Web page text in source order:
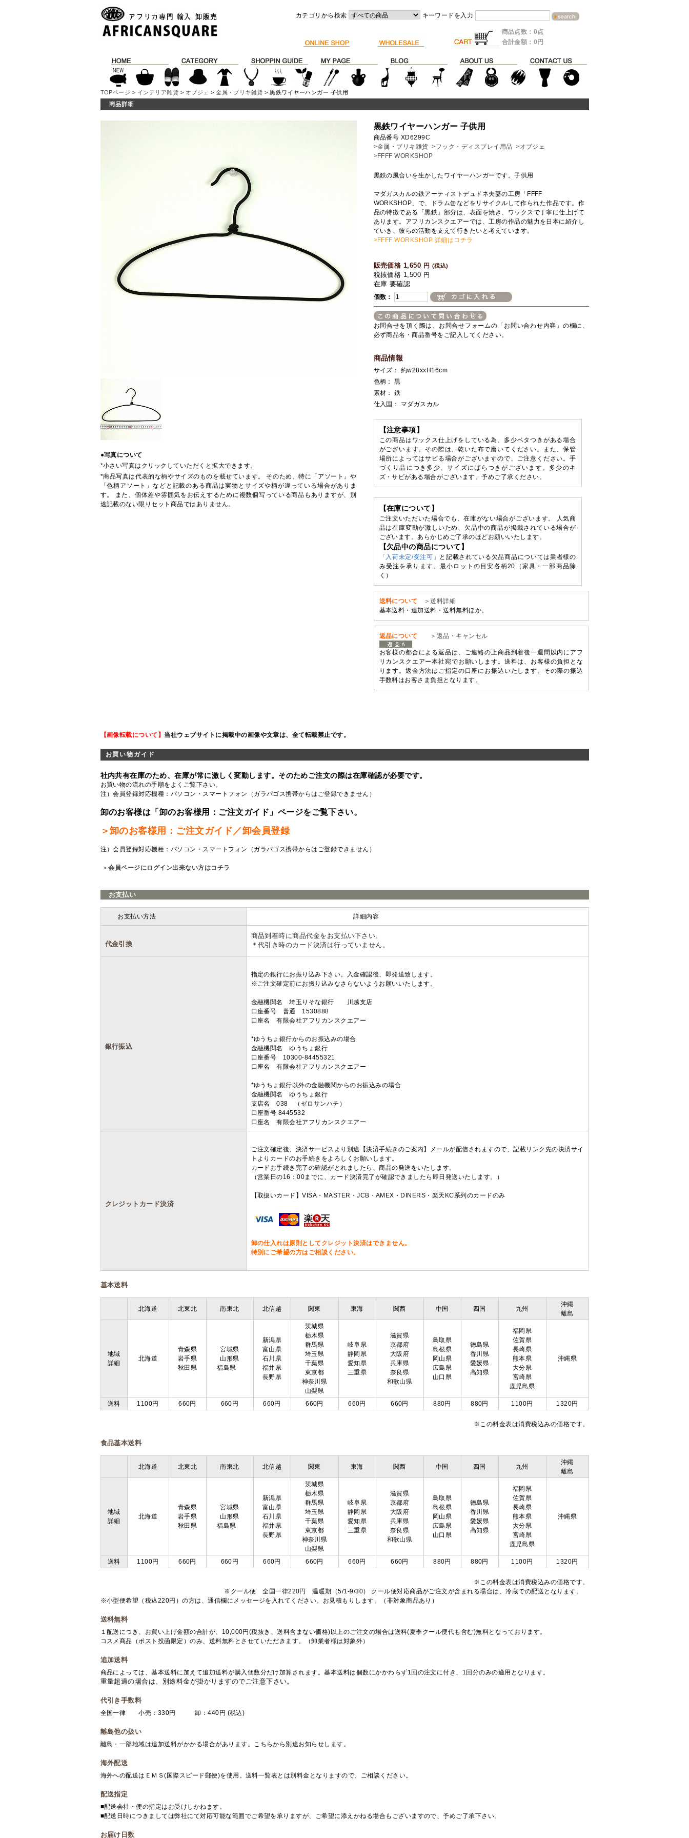
カテゴリから検索 キーワードを入力
商品点数：0点
合計金額：0円
TOPページ > インテリア雑貨 > オブジェ >金属・ブリキ雑貨 > 黒鉄ワイヤーハンガー 子供用
●写真について
*小さい写真はクリックしていただくと拡大できます。
*商品写真は代表的な柄やサイズのものを載せています。 そのため、特に「アソート」や
「色柄アソート」などと記載のある商品は実物とサイズや柄が違っている場合がありま
す。 また、個体差や雰囲気をお伝えするために複数個写っている商品もありますが、別
途記載のない限りセット商品ではありません。
黒鉄ワイヤーハンガー 子供用
商品番号 XD6299C
>金属・ブリキ雑貨 >フック・ディスプレイ用品 >オブジェ
>FFFF WORKSHOP
黒鉄の風合いを生かしたワイヤーハンガーです。子供用
マダガスカルの鉄アーティストデュドネ夫妻の工房「FFFF
WORKSHOP」で、ドラム缶などをリサイクルして作られた作品です。作
品の特徴である「黒鉄」部分は、表面を焼き、ワックスで丁寧に仕上げて
あります。アフリカンスクエアーでは、工房の作品の魅力を日本に紹介し
ていき、彼らの活動を支えて行きたいと考えています。
>FFFF WORKSHOP 詳細はコチラ
販売価格 1,650 円 (税込)
税抜価格 1,500 円
在庫 要確認
個数：
お問合せを頂く際は、お問合せフォームの「お問い合わせ内容」の欄に、
必ず商品名・商品番号をご記入してください。
商品情報
サイズ： 約w28xxH16cm
色柄： 黒
素材： 鉄
仕入国： マダガスカル
【注意事項】
この商品はワックス仕上げをしている為、多少ベタつきがある場合
がございます。その際は、乾いた布で磨いてください。また、保管
場所によってはサビる場合がございますので、ご注意ください。手
づくり品につき多少、サイズにばらつきがございます。多少のキ
ズ・サビがある場合がございます。予めご了承ください。
【在庫について】
ご注文いただいた場合でも、在庫がない場合がございます。 人気商
品は在庫変動が激しいため、欠品中の商品が掲載されている場合が
ございます。あらかじめご了承のほどお願いいたします。
【欠品中の商品について】
「入荷未定/受注可」
と記載されている欠品商品については業者様の
み受注を承ります。最小ロットの目安各柄20（家具・一部商品除
く）
送料について
＞送料詳細
基本送料・追加送料・送料無料ほか。
返品について ＞返品・キャンセル
お客様の都合による返品は、ご連絡の上商品到着後一週間以内にアフ
リカンスクエアー本社宛でお願いします。送料は、お客様の負担とな
ります。返金方法はご指定の口座にお振込いたします。その際の振込
手数料はお客さま負担となります。
【画像転載について】 当社ウェブサイトに掲載中の画像や文章は、全て転載禁止です。
お買い物ガイド
社内共有在庫のため、在庫が常に激しく変動します。そのためご注文の際は在庫確認が必要です。
お買い物の流れの手順をよくご覧下さい。
注）会員登録対応機種：パソコン・スマートフォン（ガラパゴス携帯からはご登録できません）
卸のお客様は「卸のお客様用：ご注文ガイド」ページをご覧下さい。
＞卸のお客様用：ご注文ガイド／卸会員登録
注）会員登録対応機種：パソコン・スマートフォン（ガラパゴス携帯からはご登録できません）
＞会員ページにログイン出来ない方はコチラ
お支払い
お支払い方法 詳細内容
代金引換
商品到着時に商品代金をお支払い下さい。
＊代引き時のカード決済は行っていません。
銀行振込
指定の銀行にお振り込み下さい。入金確認後、即発送致します。
※ご注文確定前にお振り込みなさらないようお願いいたします。
金融機関名 埼玉りそな銀行 川越支店
口座番号 普通 1530888
口座名 有限会社アフリカンスクエアー
*ゆうちょ銀行からのお振込みの場合
金融機関名 ゆうちょ銀行
口座番号 10300-84455321
口座名 有限会社アフリカンスクエアー
*ゆうちょ銀行以外の金融機関からのお振込みの場合
金融機関名 ゆうちょ銀行
支店名 038 （ゼロサンハチ）
口座番号 8445532
口座名 有限会社アフリカンスクエアー
クレジットカード決済
ご注文確定後、決済サービスより別途【決済手続きのご案内】メールが配信されますので、記載リンク先の決済サイ
トよりカードのお手続きをよろしくお願いします。
カードお手続き完了の確認がとれましたら、商品の発送をいたします。
（営業日の16：00までに、カード決済完了が確認できましたら即日発送いたします。）
【取扱いカード】VISA・MASTER・JCB・AMEX・DINERS・楽天KC系列のカードのみ
卸の仕入れは原則としてクレジット決済はできません。
特別にご希望の方はご相談ください。
基本送料
北海道 北東北 南東北 北信越 関東 東海 関西 中国 四国 九州
沖縄
離島
地域
詳細
北海道
青森県
岩手県
秋田県
宮城県
山形県
福島県
新潟県
富山県
石川県
福井県
長野県
茨城県
栃木県
群馬県
埼玉県
千葉県
東京都
神奈川県
山梨県
岐阜県
静岡県
愛知県
三重県
滋賀県
京都府
大阪府
兵庫県
奈良県
和歌山県
鳥取県
島根県
岡山県
広島県
山口県
徳島県
香川県
愛媛県
高知県
福岡県
佐賀県
長崎県
熊本県
大分県
宮崎県
鹿児島県
沖縄県
送料 1100円 660円 660円 660円 660円 660円 660円 880円 880円 1100円 1320円
※この料金表は消費税込みの価格です。
食品基本送料
北海道 北東北 南東北 北信越 関東 東海 関西 中国 四国 九州
沖縄
離島
地域
詳細
北海道
青森県
岩手県
秋田県
宮城県
山形県
福島県
新潟県
富山県
石川県
福井県
長野県
茨城県
栃木県
群馬県
埼玉県
千葉県
東京都
神奈川県
山梨県
岐阜県
静岡県
愛知県
三重県
滋賀県
京都府
大阪府
兵庫県
奈良県
和歌山県
鳥取県
島根県
岡山県
広島県
山口県
徳島県
香川県
愛媛県
高知県
福岡県
佐賀県
長崎県
熊本県
大分県
宮崎県
鹿児島県
沖縄県
送料 1100円 660円 660円 660円 660円 660円 660円 880円 880円 1100円 1320円
※この料金表は消費税込みの価格です。
※クール便 全国一律220円 温暖期（5/1-9/30） クール便対応商品がご注文が含まれる場合は、冷蔵での配送となります。
※小型便希望（税込220円）の方は、通信欄にメッセージを入れてください。お見積もりします。（非対象商品あり）
送料無料
１配送につき、お買い上げ金額の合計が、10,000円(税抜き、送料含まない価格)以上のご注文の場合は送料(夏季クール便代も含む)無料となっております。
コスメ商品（ポスト投函限定）のみ、送料無料とさせていただきます。（卸業者様は対象外）
追加送料
商品によっては、基本送料に加えて追加送料が購入個数分だけ加算されます。基本送料は個数にかかわらず1回の注文に付き、1回分のみの適用となります。
重量超過の場合は、別途料金が掛かりますのでご注意下さい。
代引き手数料
全国一律 小売：330円 卸：440円 (税込)
離島他の扱い
離島・一部地域は追加送料がかかる場合があります。こちらから別途お知らせします。
海外配送
海外への配送はＥＭＳ(国際スピード郵便)を使用。送料一覧表とは別料金となりますので、ご相談ください。
配送指定
■配送会社・便の指定はお受けしかねます。
■配送日時につきましては弊社にて対応可能な範囲でご希望を承りますが、ご希望に添えかねる場合もございますので、予めご了承下さい。
お届け日数